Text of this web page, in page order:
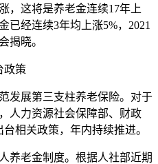
，这将是养老金连续17年上
已经连续3年均上涨5%，2021
揭晓。
政策
发展第三支柱养老保险。对于
人力资源社会保障部、财政
相关政策，年内持续推进。
养老金制度。根据人社部近期